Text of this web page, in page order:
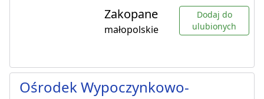
Zakopane
małopolskie
Dodaj do
ulubionych
Ośrodek Wypoczynkowo-